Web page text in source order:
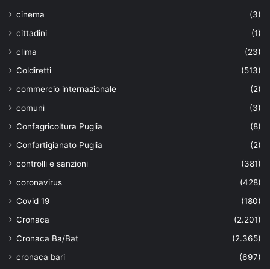
cinema
(3)
cittadini
(1)
clima
(23)
Coldiretti
(513)
commercio internazionale
(2)
comuni
(3)
Confagricoltura Puglia
(8)
Confartigianato Puglia
(2)
controlli e sanzioni
(381)
coronavirus
(428)
Covid 19
(180)
Cronaca
(2.201)
Cronaca Ba/Bat
(2.365)
cronaca bari
(697)